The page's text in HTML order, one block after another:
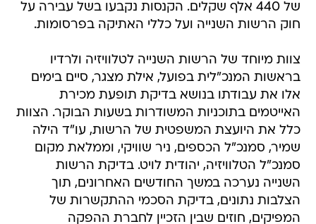
של 440 אלף שקלים. הקנסות נקבעו בשל עבירה על
חוק הרשות השנייה ועל כללי האתיקה בפרסומות.
צוות מיוחד של הרשות השנייה לטלוויזיה ולרדיו
בראשות המנכ"לית בפועל, אילת מצגר, סיים בימים
אלו את עבודתו בנושא בדיקת תופעת מכירת
האייטמים בתוכניות המשודרות בשעות הבוקר. הצוות
כלל את היועצת המשפטית של הרשות, עו"ד הילה
שמיר, סמנכ"ל הכספים, ניר שוויקי, וממלאת מקום
סמנכ"ל הטלוויזיה, יהודית לויט. בדיקת הרשות
השנייה נערכה במשך החודשים האחרונים, תוך
הצלבות נתונים, בדיקת הסכמי ההתקשרות של
המפיקים, חוזים שבין הזכיין לחברת ההפקה